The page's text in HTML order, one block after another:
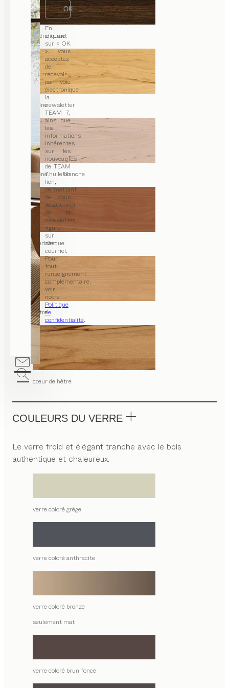
OK
En
cliquant
sur « OK
», vous
acceptez
de
recevoir
par voie
électronique
la
newsletter
TEAM 7,
ainsi que
les
informations
inhérentes
sur les
nouveautés
de TEAM
7. Un
lien,
permettant
de vous
désabonner
de la
newsletter,
figure
sur
chaque
courriel.
Pour
tout
renseignement
complémentaire,
voir
notre
Politique
de
confidentialité.
chêne fumé
aulne
aulne huile blanche
merisier
hêtre
cœur de hêtre
COULEURS DU VERRE
Le verre froid et élégant tranche avec le bois
authentique et chaleureux.
verre coloré grège
verre coloré anthracite
verre coloré bronze
seulement mat
verre coloré brun foncé